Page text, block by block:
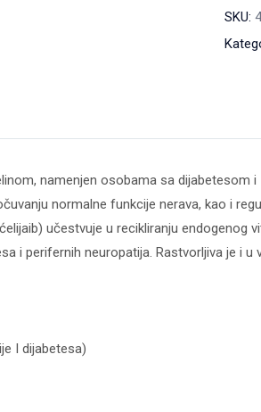
SKU:
namenjen osobama sa
normalne funkcije nerava, kao i
učestvuje u recikliranju
i perifernih neuropatija. Rastvorljiva je i u
I dijabetesa)